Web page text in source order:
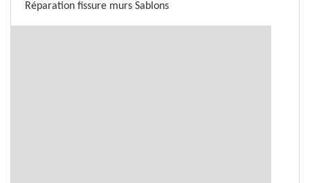
Réparation fissure murs Sablons